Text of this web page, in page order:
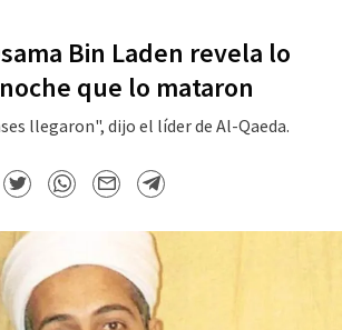
Bin Laden revela lo
que lo mataron
llegaron", dijo el líder de Al-Qaeda.